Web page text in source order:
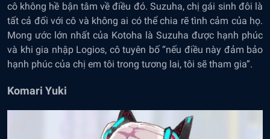
cô không hề bận tâm về điều đó. Suzuha, chị gái sinh đôi là
tất cả đối với cô và không ai có thể chia rẽ tình cảm của họ.
Mong ước lớn nhất của Kotoha là Suzuha được hạnh phúc
và khi gia nhập Logios, cô tuyên bố “nếu điều này đảm bảo
hạnh phúc của chị em tôi trong tương lai, tôi sẽ tham gia”.
Komari Yuki